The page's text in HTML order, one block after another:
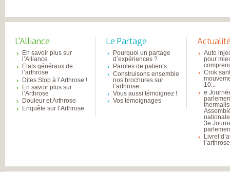
L'Alliance
En savoir plus sur
l’Alliance
Etats généraux de
l’arthrose
Dites Stop à l’Arthrose !
En savoir plus sur
l’Arthrose
Douleur et Arthrose
Enquête sur l’Arthrose
Le Partage
Pourquoi un partage
d’expériences ?
Paroles de patients
Construisons ensemble
nos brochures sur
l’arthrose
Vous aussi témoignez !
Vos témoignages
Auto
pour
Crok
10...
e
3e
Livret
l’arthrose